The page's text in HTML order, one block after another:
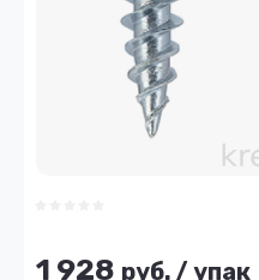
1 928 руб. /упак